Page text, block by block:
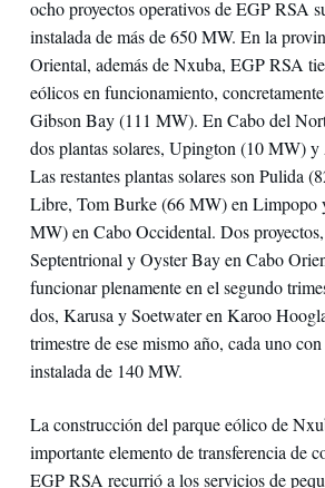
ocho proyectos operativos de EGP RSA
instalada de más de 650 MW. En la
Oriental, además de Nxuba, EGP RSA
eólicos en funcionamiento,
Gibson Bay (111 MW). En Cabo del
dos plantas solares, Upington (10 MW)
Las restantes plantas solares son Pulida
Libre, Tom Burke (66 MW) en Limpopo
MW) en Cabo Occidental. Dos
Septentrional y Oyster Bay en Cabo
funcionar plenamente en el segundo
dos, Karusa y Soetwater en Karoo
trimestre de ese mismo año, cada uno
instalada de 140 MW.
La construcción del parque eólico de
importante elemento de transferencia de
EGP RSA recurrió a los servicios de